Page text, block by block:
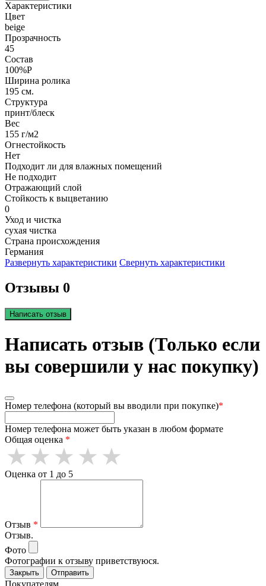
Характеристики
Цвет
beige
Прозрачность
45
Состав
100%P
Ширина ролика
195 см.
Структура
принт/блеск
Вес
155 г/м2
Огнестойкость
Нет
Подходит ли для влажных помещений
Не подходит
Отражающий слой
Стойкость к выцветанию
0
Уход и чистка
сухая чистка
Страна происхождения
Германия
Развернуть характеристики Свернуть характеристики
Отзывы 0
Написать отзыв
Написать отзыв (Только если
вы совершили у нас покупку)
Номер телефона (который вы вводили при покупке)*
Номер телефона может быть указан в любом формате
Общая оценка *
Оценка от 1 до 5
Отзыв *
Отзыв.
Фото
Фотографии к отзыву приветствуюся.
Закрыть Отправить
Покупателям